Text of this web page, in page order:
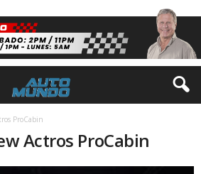
ProCabin
Actros ProCabin